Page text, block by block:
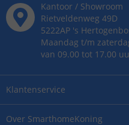
Over SmarthomeKoning
Klantenservice
Kantoor / Showroom
Rietveldenweg 49D
5222AP 's
Maandag t/m
van 09.00 tot 17.00